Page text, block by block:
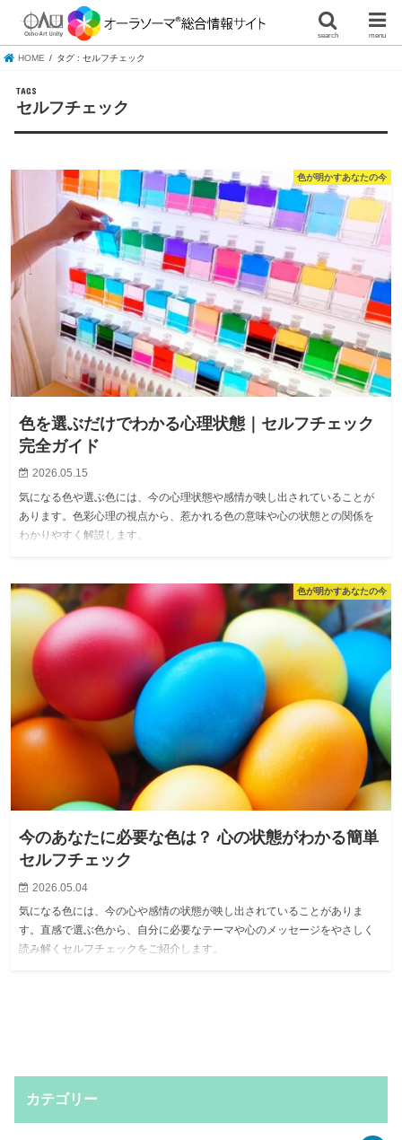
search menu
HOME タグ : セルフチェック
セルフチェック
色が明かすあなたの今
色を選ぶだけでわかる心理状態｜セルフチェック
完全ガイド
2026.05.15
気になる色や選ぶ色には、今の心理状態や感情が映し出されていることが
あります。色彩心理の視点から、惹かれる色の意味や心の状態との関係を
わかりやすく解説します。
色が明かすあなたの今
今のあなたに必要な色は？ 心の状態がわかる簡単
セルフチェック
2026.05.04
気になる色には、今の心や感情の状態が映し出されていることがありま
す。直感で選ぶ色から、自分に必要なテーマや心のメッセージをやさしく
読み解くセルフチェックをご紹介します。
カテゴリー